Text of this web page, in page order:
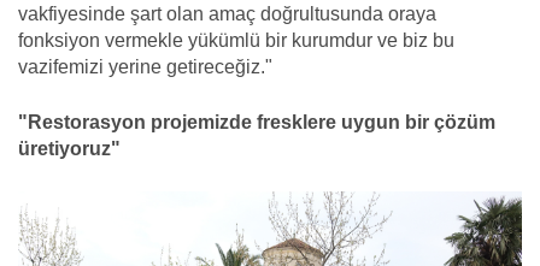
vakfiyesinde şart olan amaç doğrultusunda oraya
fonksiyon vermekle yükümlü bir kurumdur ve biz bu
vazifemizi yerine getireceğiz."
"Restorasyon projemizde fresklere uygun bir çözüm
üretiyoruz"